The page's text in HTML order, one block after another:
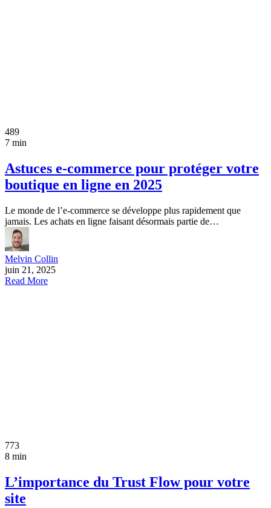
489
7 min
Astuces e-commerce pour protéger votre
boutique en ligne en 2025
Le monde de l’e-commerce se développe plus rapidement que
jamais. Les achats en ligne faisant désormais partie de…
Melvin Collin
juin 21, 2025
Read More
773
8 min
L’importance du Trust Flow pour votre
site